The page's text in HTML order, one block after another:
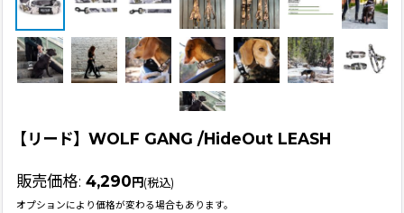
【リード】WOLF GANG /HideOut LEASH
販売価格: 4,290円(税込)
オプションにより価格が変わる場合もあります。